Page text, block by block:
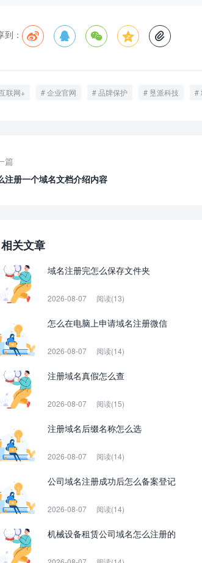
到：     
联网+ 企业官网 品牌保护 垦派科技
篇
注册一个域名文档介绍内容
相关文章
域名注册完怎么保存文件夹
2026-08-07 阅读(13)
怎么在电脑上申请域名注册微信
2026-08-07 阅读(14)
注册域名真假怎么查
2026-08-07 阅读(15)
注册域名后缀名称怎么选
2026-08-07 阅读(14)
公司域名注册成功后怎么备案登记
2026-08-07 阅读(14)
机械设备租赁公司域名怎么注册的